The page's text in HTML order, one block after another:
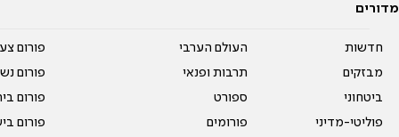
מדורים
חדשות
מבזקים
ביטחוני
פוליטי-מדיני
העולם הערבי
תרבות ופנאי
ספורט
פורומים
פורום
פורום
פורום
פורום